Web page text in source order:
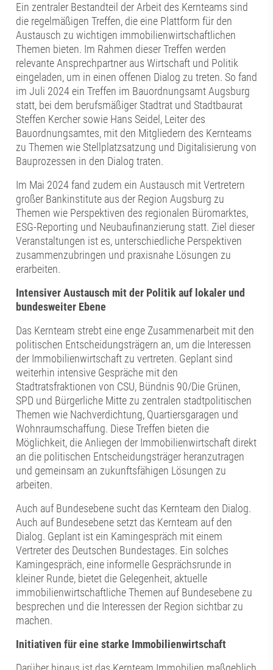
Ein zentraler Bestandteil der Arbeit des Kernteams sind
die regelmäßigen Treffen, die eine Plattform für den
Austausch zu wichtigen immobilienwirtschaftlichen
Themen bieten. Im Rahmen dieser Treffen werden
relevante Ansprechpartner aus Wirtschaft und Politik
eingeladen, um in einen offenen Dialog zu treten. So fand
im Juli 2024 ein Treffen im Bauordnungsamt Augsburg
statt, bei dem berufsmäßiger Stadtrat und Stadtbaurat
Steffen Kercher sowie Hans Seidel, Leiter des
Bauordnungsamtes, mit den Mitgliedern des Kernteams
zu Themen wie Stellplatzsatzung und Digitalisierung von
Bauprozessen in den Dialog traten.
Im Mai 2024 fand zudem ein Austausch mit Vertretern
großer Bankinstitute aus der Region Augsburg zu
Themen wie Perspektiven des regionalen Büromarktes,
ESG-Reporting und Neubaufinanzierung statt. Ziel dieser
Veranstaltungen ist es, unterschiedliche Perspektiven
zusammenzubringen und praxisnahe Lösungen zu
erarbeiten.
Intensiver Austausch mit der Politik auf lokaler und
bundesweiter Ebene
Das Kernteam strebt eine enge Zusammenarbeit mit den
politischen Entscheidungsträgern an, um die Interessen
der Immobilienwirtschaft zu vertreten. Geplant sind
weiterhin intensive Gespräche mit den
Stadtratsfraktionen von CSU, Bündnis 90/Die Grünen,
SPD und Bürgerliche Mitte zu zentralen stadtpolitischen
Themen wie Nachverdichtung, Quartiersgaragen und
Wohnraumschaffung. Diese Treffen bieten die
Möglichkeit, die Anliegen der Immobilienwirtschaft direkt
an die politischen Entscheidungsträger heranzutragen
und gemeinsam an zukunftsfähigen Lösungen zu
arbeiten.
Auch auf Bundesebene sucht das Kernteam den Dialog.
Auch auf Bundesebene setzt das Kernteam auf den
Dialog. Geplant ist ein Kamingespräch mit einem
Vertreter des Deutschen Bundestages. Ein solches
Kamingespräch, eine informelle Gesprächsrunde in
kleiner Runde, bietet die Gelegenheit, aktuelle
immobilienwirtschaftliche Themen auf Bundesebene zu
besprechen und die Interessen der Region sichtbar zu
machen.
Initiativen für eine starke Immobilienwirtschaft